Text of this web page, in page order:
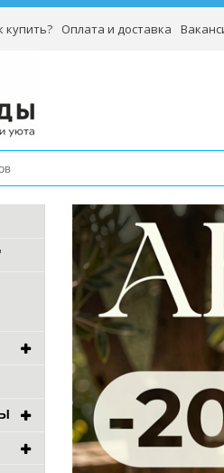
купить? Оплата и доставка